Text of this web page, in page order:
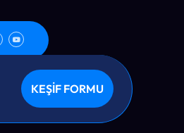
KEŞİF FORMU